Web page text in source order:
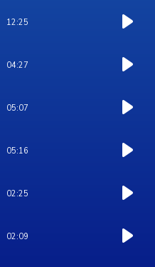
12:25
04:27
05:07
05:16
02:25
02:09